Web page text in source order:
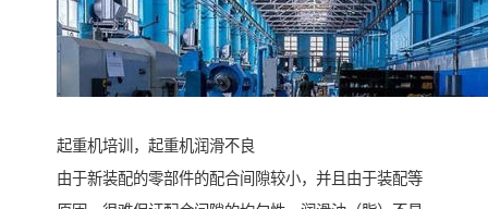
起重机培训，起重机润滑不良
由于新装配的零部件的配合间隙较小，并且由于装配等